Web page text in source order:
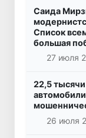
Саида
Список
большая
27 июля
22,5
26 июля